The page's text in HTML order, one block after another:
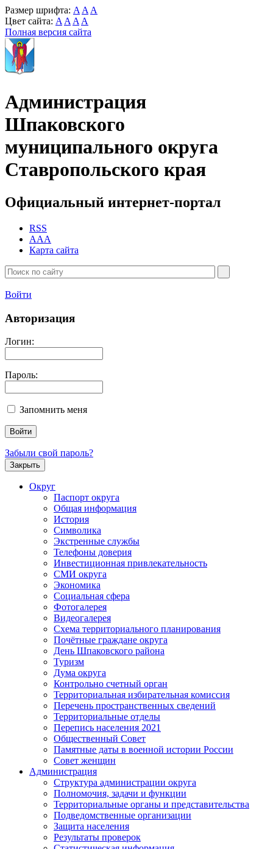
Размер шрифта: A A A
Цвет сайта: A A A A
Полная версия сайта
Администрация
Шпаковского
муниципального округа
Ставропольского края
Официальный интернет-портал
RSS
AAA
Карта сайта
Войти
Авторизация
Логин:
Пароль:
Запомнить меня
Забыли свой пароль?
Закрыть
Округ
Паспорт округа
Общая информация
История
Символика
Экстренные службы
Телефоны доверия
Инвестиционная привлекательность
СМИ округа
Экономика
Социальная сфера
Фотогалерея
Видеогалерея
Схема территориального планирования
Почётные граждане округа
День Шпаковского района
Туризм
Дума округа
Контрольно счетный орган
Территориальная избирательная комиссия
Перечень пространственных сведений
Территориальные отделы
Перепись населения 2021
Общественный Совет
Памятные даты в военной истории России
Совет женщин
Администрация
Структура администрации округа
Полномочия, задачи и функции
Территориальные органы и представительства
Подведомственные организации
Защита населения
Результаты проверок